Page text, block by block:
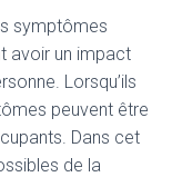
symptômes
avoir un impact
Lorsqu’ils
peuvent être
Dans cet
de la